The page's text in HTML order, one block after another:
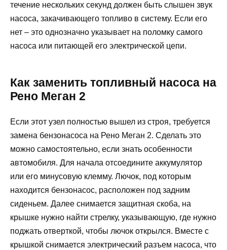
течение нескольких секунд должен быть слышен звук
насоса, закачивающего топливо в систему. Если его
нет – это однозначно указывает на поломку самого
насоса или питающей его электрической цепи.
Как заменить топливный насоса на
Рено Меган 2
Если этот узел полностью вышел из строя, требуется
замена бензонасоса на Рено Меган 2. Сделать это
можно самостоятельно, если знать особенности
автомобиля. Для начала отсоедините аккумулятор
или его минусовую клемму. Лючок, под которым
находится бензонасос, расположен под задним
сиденьем. Далее снимается защитная скоба, на
крышке нужно найти стрелку, указывающую, где нужно
поджать отверткой, чтобы лючок открылся. Вместе с
крышкой снимается электрический разъем насоса, что